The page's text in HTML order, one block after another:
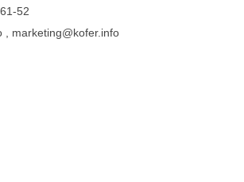
52
, marketing@kofer.info